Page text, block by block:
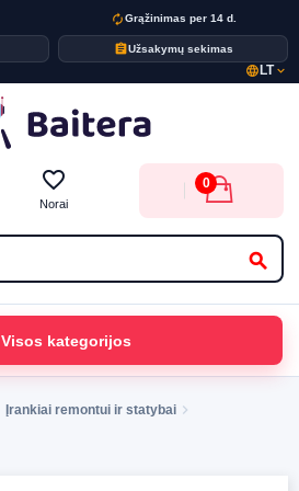
autorenewGrąžinimas per 14 d.
assignmentUžsakymų sekimas
language LTexpand_more
search
favorite_border
Norai
0
Visos kategorijos
Įrankiai remontui ir statybai